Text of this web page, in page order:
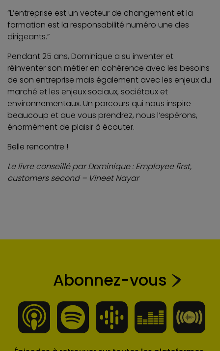
“L’entreprise est un vecteur de changement et la
formation est la responsabilité numéro une des
dirigeants.”
Pendant 25 ans, Dominique a su inventer et
réinventer son métier en cohérence avec les besoins
de son entreprise mais également avec les enjeux du
marché et les enjeux sociaux, sociétaux et
environnementaux. Un parcours qui nous inspire
beaucoup et que vous prendrez, nous l’espérons,
énormément de plaisir à écouter.
Belle rencontre !
Le livre conseillé par Dominique : Employee first,
customers second – Vineet Nayar
Abonnez-vous